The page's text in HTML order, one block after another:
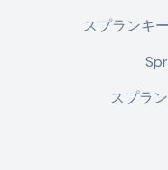
スプランキ
スプラ